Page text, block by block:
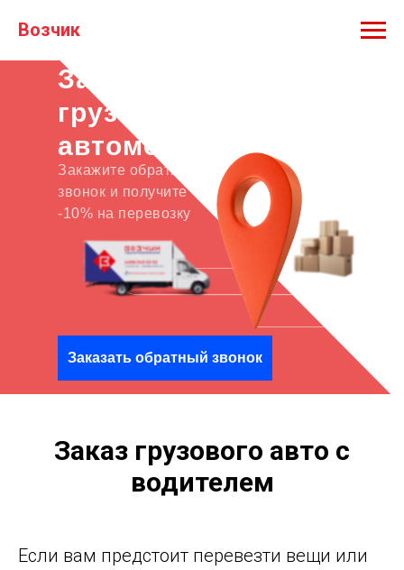
Возчик
Заказ
грузового
автомобиля
Закажите обратный
звонок и получите
-10% на перевозку
Заказать обратный звонок
Заказ грузового авто с
водителем
Если вам предстоит перевезти вещи или